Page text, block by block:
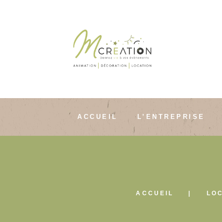
ACCUEIL L’ENTREPRISE
ACCUEIL